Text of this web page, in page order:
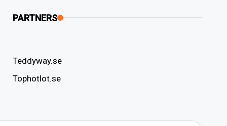
PARTNERS
Teddyway.se
Tophotlot.se